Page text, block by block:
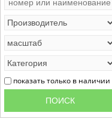
показать только в наличии